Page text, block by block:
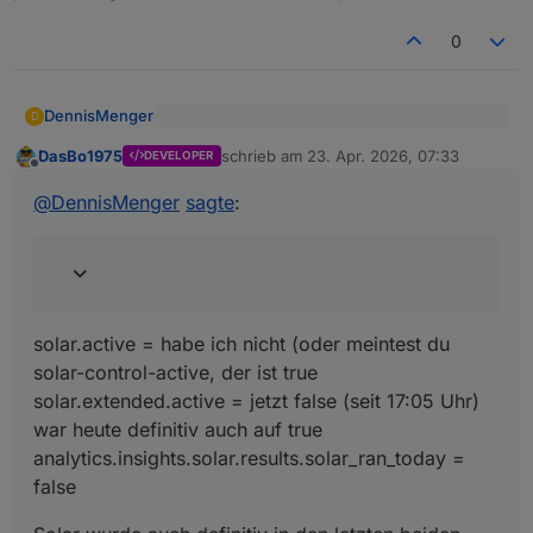
0
D DennisMenger
solar.extended.active
an_today
solar-control-active, der ist true
DasBo1975 DEVELOPER schrieb am 23. Apr. 2026, 07:33
zuletzt editiert von
@DennisMenger sagte:
solar.active = habe ich nicht (oder meintest du
solar-control-active, der ist true
solar.extended.active = jetzt false (seit 17:05 Uhr)
war heute definitiv auch auf true
analytics.insights.solar.results.solar_ran_today =
false